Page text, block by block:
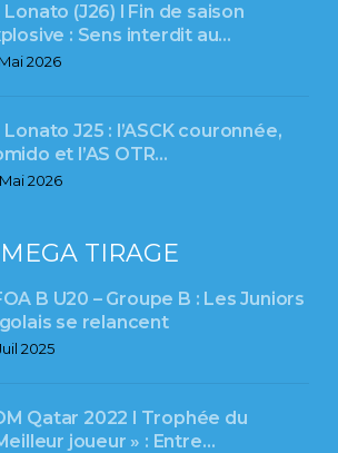
Lonato (J26) l Fin de saison
: Sens interdit au…
2026
Lonato J25 : l’ASCK couronnée,
et l’AS OTR…
2026
MEGA TIRAGE
B U20 – Groupe B : Les Juniors
se relancent
2025
Qatar 2022 l Trophée du
joueur » : Entre…